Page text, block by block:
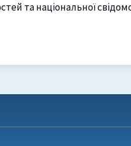
та національної